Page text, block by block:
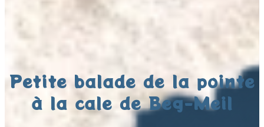
Petite balade de la pointe
à la cale de Beg-Meil